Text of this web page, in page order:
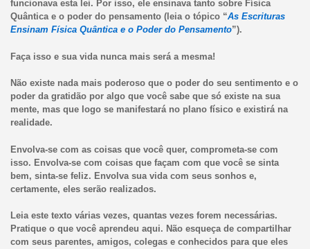
funcionava esta lei. Por isso, ele ensinava tanto sobre Física
Quântica e o poder do pensamento (leia o tópico “As Escrituras
Ensinam Física Quântica e o Poder do Pensamento”).
Faça isso e sua vida nunca mais será a mesma!
Não existe nada mais poderoso que o poder do seu sentimento e o
poder da gratidão por algo que você sabe que só existe na sua
mente, mas que logo se manifestará no plano físico e existirá na
realidade.
Envolva-se com as coisas que você quer, comprometa-se com
isso. Envolva-se com coisas que façam com que você se sinta
bem, sinta-se feliz. Envolva sua vida com seus sonhos e,
certamente, eles serão realizados.
Leia este texto várias vezes, quantas vezes forem necessárias.
Pratique o que você aprendeu aqui. Não esqueça de compartilhar
com seus parentes, amigos, colegas e conhecidos para que eles